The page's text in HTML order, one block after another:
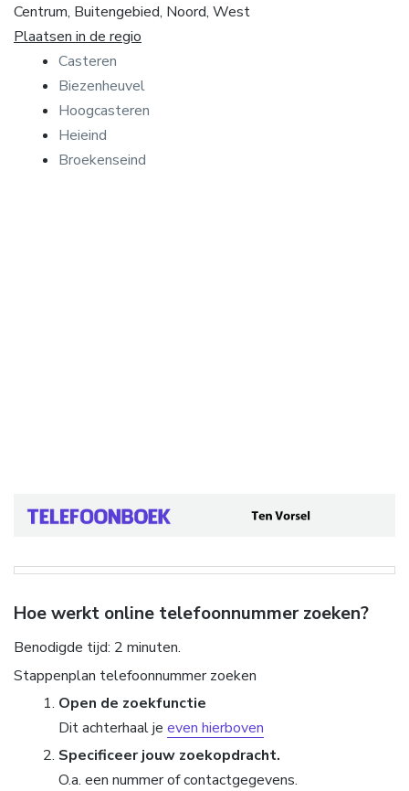
Centrum, Buitengebied, Noord, West
Plaatsen in de regio
Casteren
Biezenheuvel
Hoogcasteren
Heieind
Broekenseind
Hoe werkt online telefoonnummer zoeken?
Benodigde tijd: 2 minuten.
Stappenplan telefoonnummer zoeken
Open de zoekfunctie
Dit achterhaal je even hierboven
Specificeer jouw zoekopdracht.
O.a. een nummer of contactgegevens.